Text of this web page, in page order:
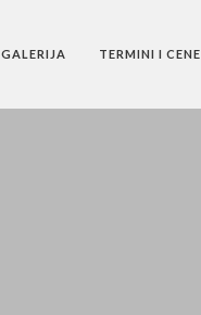
GALERIJA TERMINI I CENE